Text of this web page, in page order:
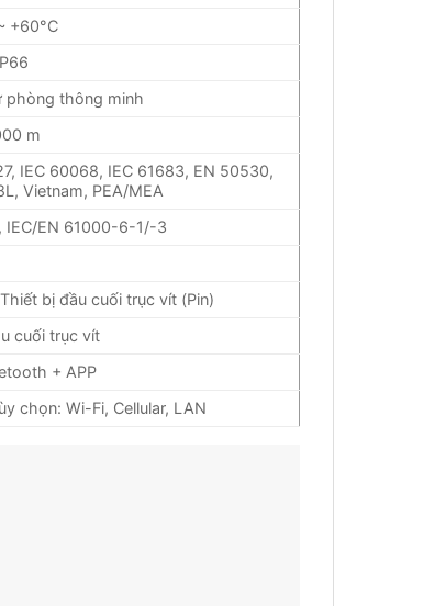
+60°C
phòng thông minh
m
IEC 60068, IEC 61683, EN 50530,
Vietnam, PEA/MEA
IEC/EN 61000-6-1/-3
bị đầu cuối trục vít (Pin)
cuối trục vít
+ APP
chọn: Wi-Fi, Cellular, LAN